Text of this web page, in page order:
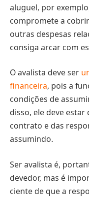
aluguel, por
compromete a
outras despesas
consiga arcar com
O avalista deve ser
financeira, pois a
condições de
disso, ele deve
contrato e das
assumindo.
Ser avalista é,
devedor, mas é
ciente de que a